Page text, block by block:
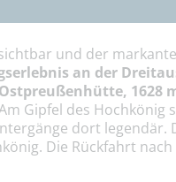
und der
an der
Ostpreußenhütte, 1628
Gipfel des Hochkönig
dort legendär.
Die Rückfahrt